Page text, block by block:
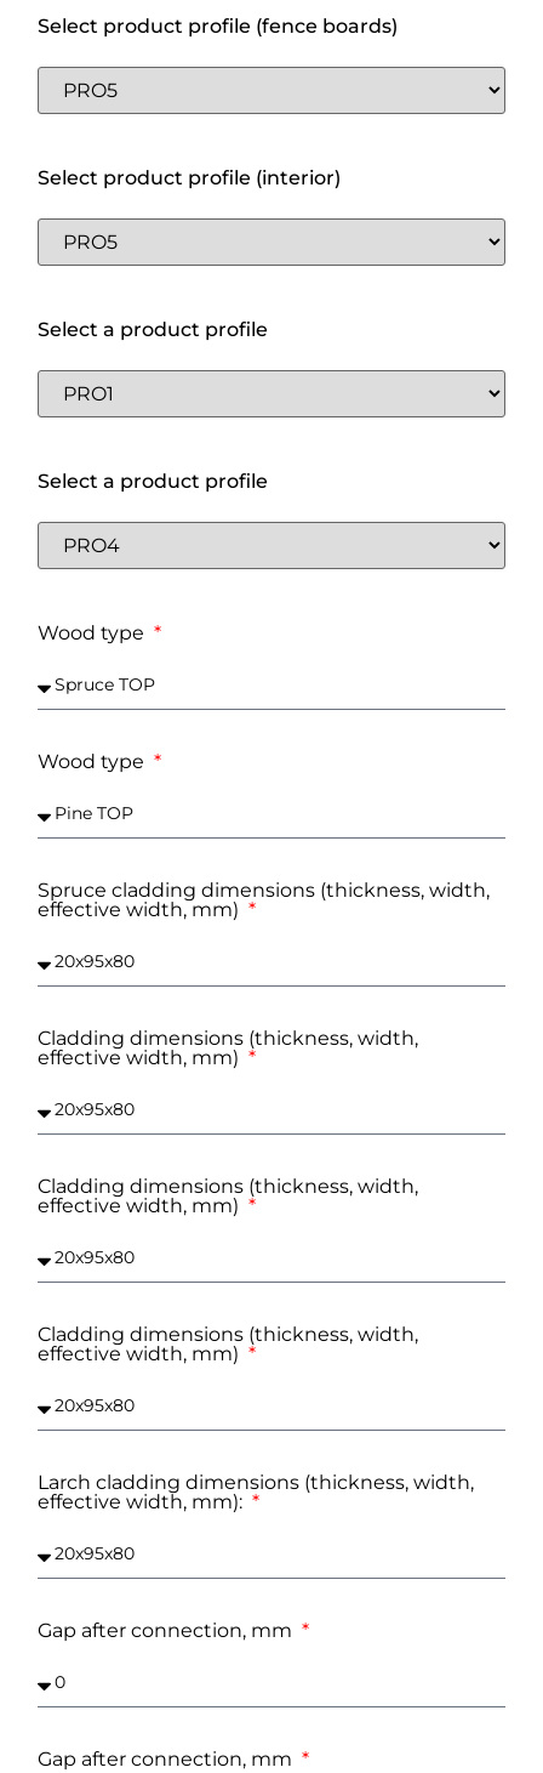
Select product profile (fence boards)
Select product profile (interior)
Select a product profile
Select a product profile
Wood type
Wood type
Spruce cladding dimensions (thickness, width,
effective width, mm)
Cladding dimensions (thickness, width,
effective width, mm)
Cladding dimensions (thickness, width,
effective width, mm)
Cladding dimensions (thickness, width,
effective width, mm)
Larch cladding dimensions (thickness, width,
effective width, mm):
Gap after connection, mm
Gap after connection, mm